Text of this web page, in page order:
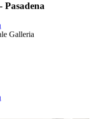
Pasadena
Galleria